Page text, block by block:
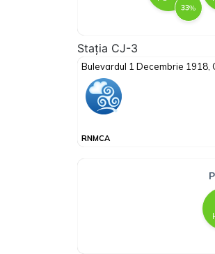
Stația CJ-3